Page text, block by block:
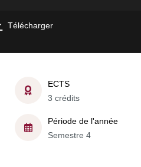
Télécharger
ECTS
3 crédits
Période de l'année
Semestre 4